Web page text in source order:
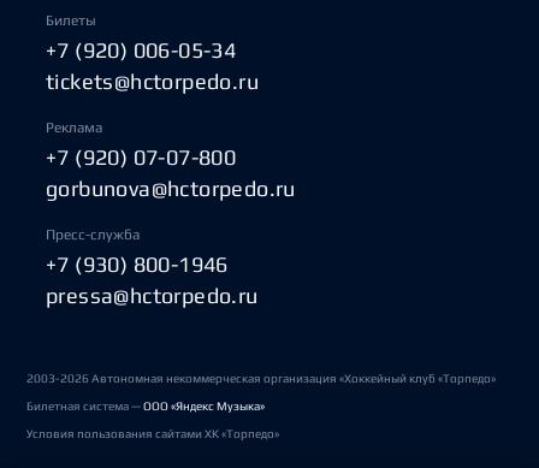
Билеты
+7 (920) 006-05-34
tickets@hctorpedo.ru
Реклама
+7 (920) 07-07-800
gorbunova@hctorpedo.ru
Пресс-служба
+7 (930) 800-1946
pressa@hctorpedo.ru
2003-2026 Автономная некоммерческая организация «Хоккейный клуб «Торпедо»
Билетная система —ООО «Яндекс Музыка»
Условия пользования сайтами ХК «Торпедо»